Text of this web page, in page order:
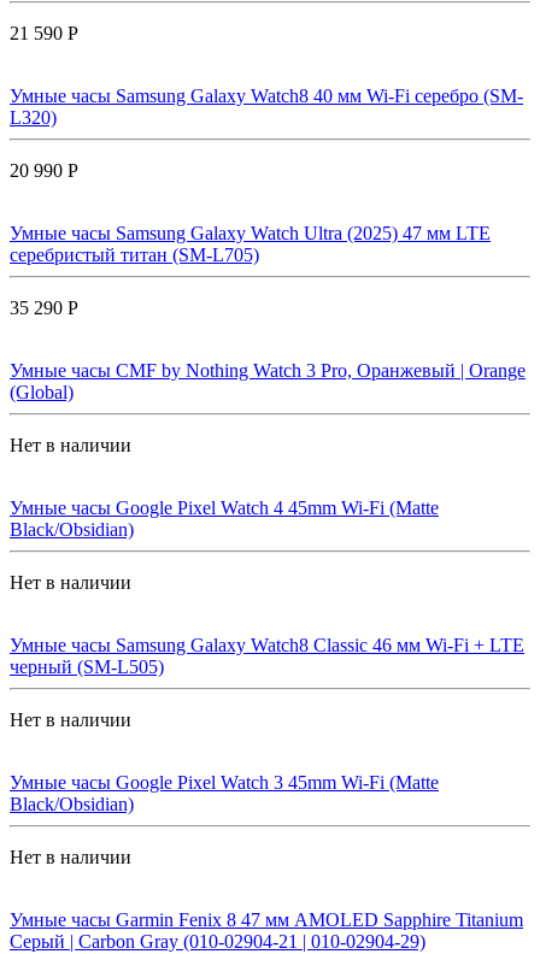
21 590 Р
Умные часы Samsung Galaxy Watch8 40 мм Wi-Fi серебро (SM-
L320)
20 990 Р
Умные часы Samsung Galaxy Watch Ultra (2025) 47 мм LTE
серебристый титан (SM-L705)
35 290 Р
Умные часы CMF by Nothing Watch 3 Pro, Оранжевый | Orange
(Global)
Нет в наличии
Умные часы Google Pixel Watch 4 45mm Wi-Fi (Matte
Black/Obsidian)
Нет в наличии
Умные часы Samsung Galaxy Watch8 Classic 46 мм Wi-Fi + LTE
черный (SM-L505)
Нет в наличии
Умные часы Google Pixel Watch 3 45mm Wi-Fi (Matte
Black/Obsidian)
Нет в наличии
Умные часы Garmin Fenix 8 47 мм AMOLED Sapphire Titanium
Серый | Carbon Gray (010-02904-21 | 010-02904-29)